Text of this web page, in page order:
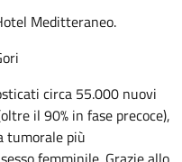
Meditteraneo.
circa 55.000 nuovi
il 90% in fase precoce),
tumorale più